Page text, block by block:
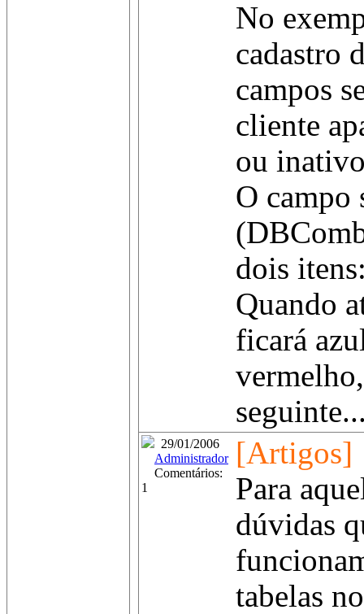
No
cadastro
campos
cliente
ou
O campo
dois
Quando
ficará
29/01/2006
Administrador
Comentários:
1
[Artigos]
Para
dúvidas
tabelas